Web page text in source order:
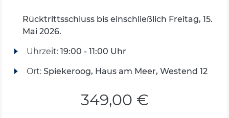
Rücktrittsschluss bis einschließlich Freitag, 15.
Mai 2026.
Uhrzeit: 19:00 - 11:00 Uhr
Ort: Spiekeroog, Haus am Meer, Westend 12
349,00 €